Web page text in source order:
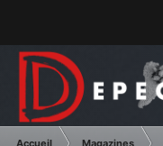
Accueil Magazines